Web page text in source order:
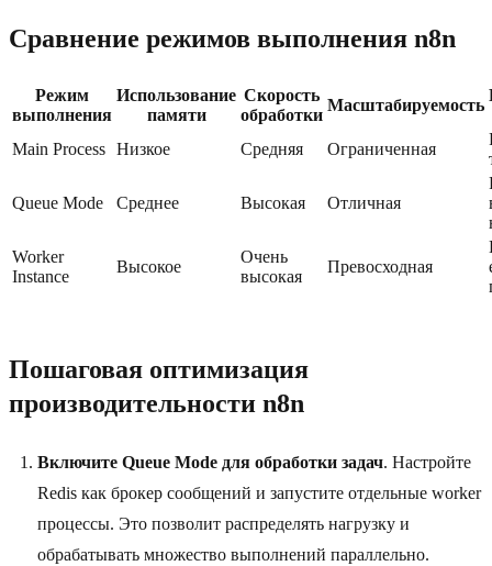
Сравнение режимов выполнения n8n
Режим
выполнения
Использование
памяти
Скорость
обработки
Масштабируемость
Main Process Низкое Средняя Ограниченная
Queue Mode Среднее Высокая Отличная
Worker
Instance
Высокое
Очень
высокая
Превосходная
Пошаговая оптимизация
производительности n8n
Включите Queue Mode для обработки задач. Настройте
Redis как брокер сообщений и запустите отдельные worker
процессы. Это позволит распределять нагрузку и
обрабатывать множество выполнений параллельно.